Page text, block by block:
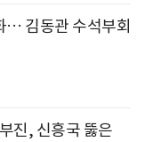
… 김동관 수석부회
진, 신흥국 뚫은